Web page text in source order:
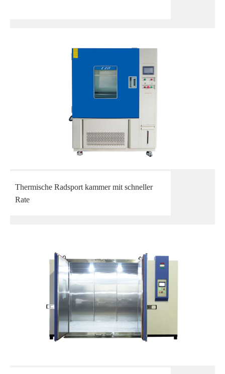
Thermische Radsport kammer mit schneller
Rate